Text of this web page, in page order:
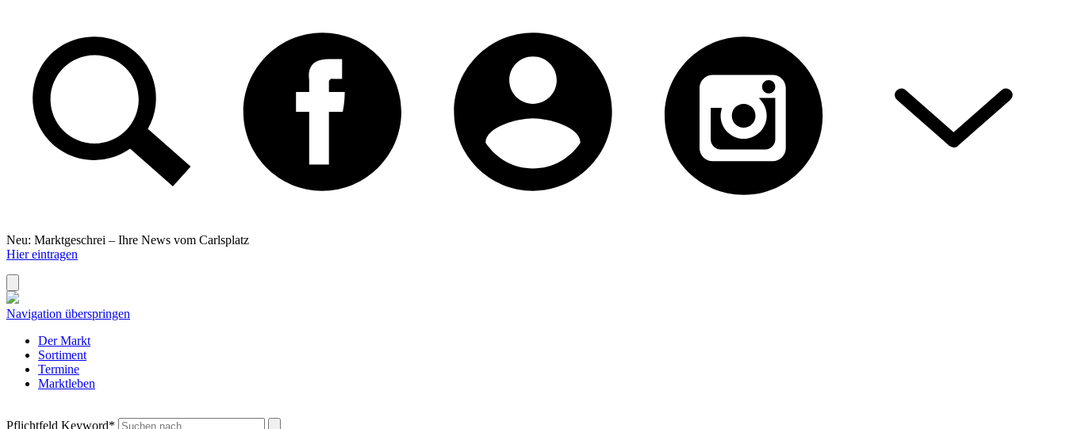
Neu: Marktgeschrei – Ihre News vom Carlsplatz
Hier eintragen
Navigation überspringen
Der Markt
Sortiment
Termine
Marktleben
Pflichtfeld Keyword*